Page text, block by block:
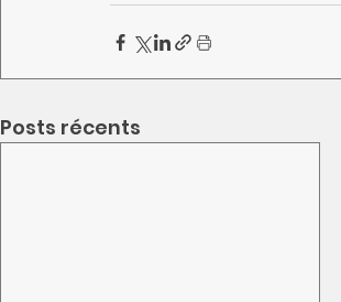
Posts récents